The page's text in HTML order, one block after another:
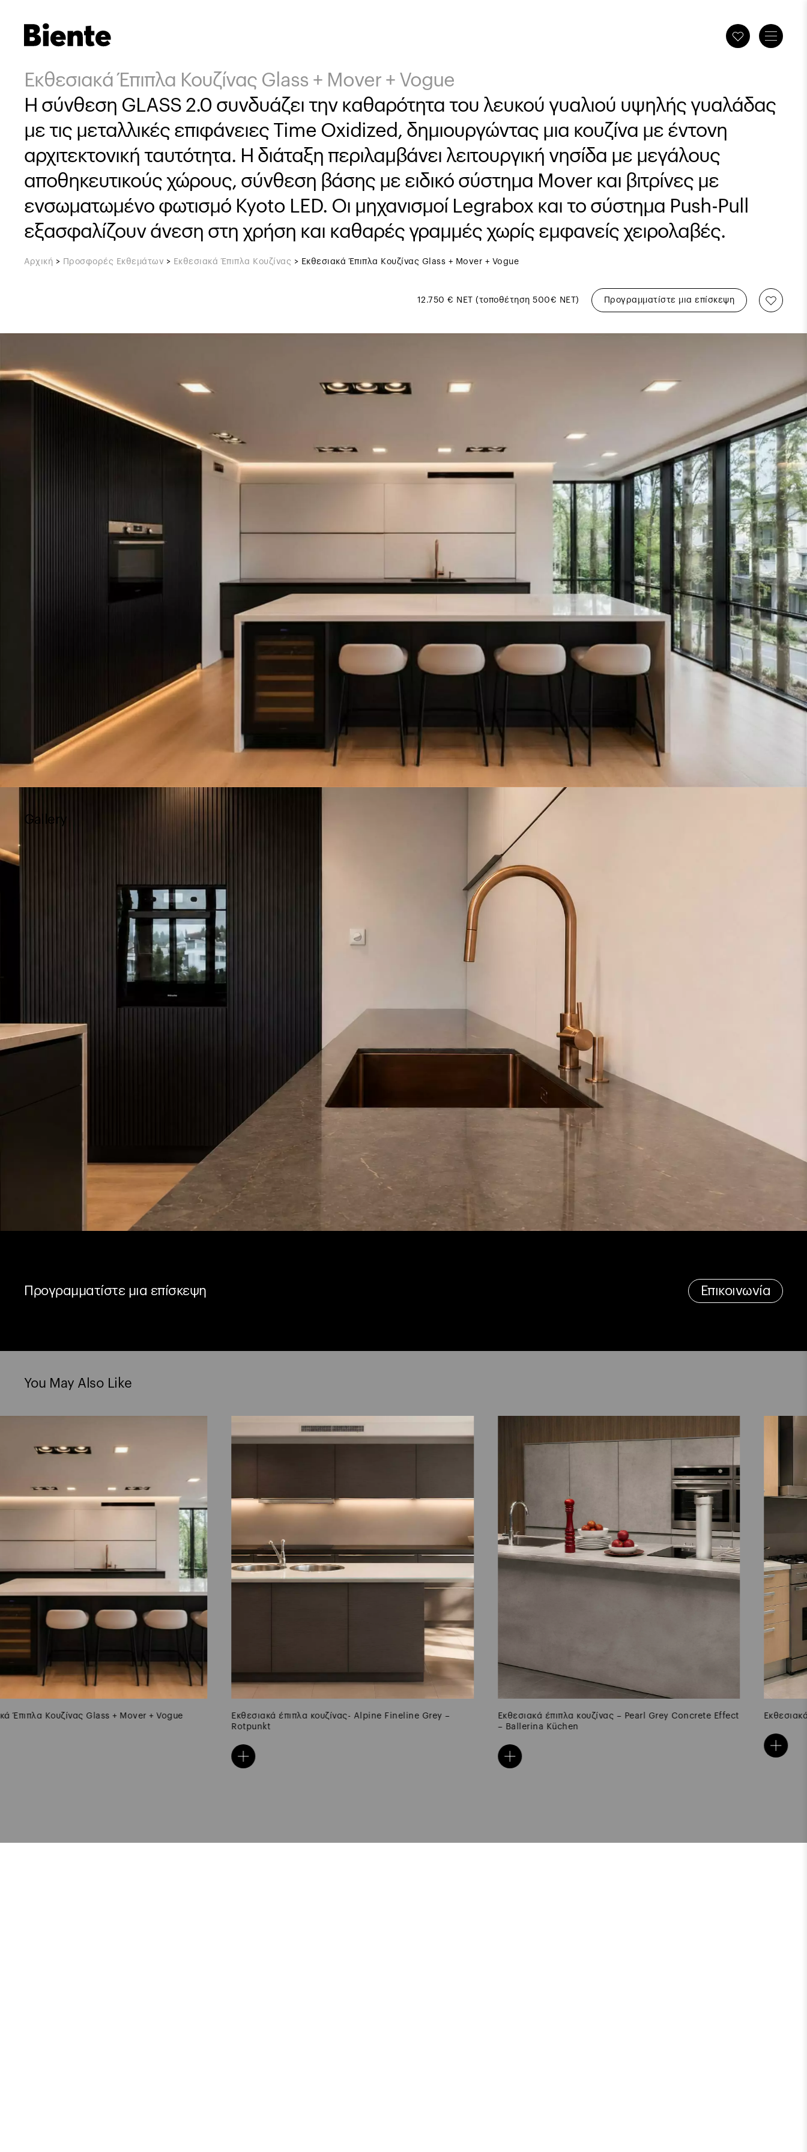
Εκθεσιακά Έπιπλα Κουζίνας Glass + Mover + Vogue
Η σύνθεση GLASS 2.0 συνδυάζει την καθαρότητα του λευκού γυαλιού υψηλής γυαλάδας
με τις μεταλλικές επιφάνειες Time Oxidized, δημιουργώντας μια κουζίνα με έντονη
αρχιτεκτονική ταυτότητα. Η διάταξη περιλαμβάνει λειτουργική νησίδα με μεγάλους
αποθηκευτικούς χώρους, σύνθεση βάσης με ειδικό σύστημα Mover και βιτρίνες με
ενσωματωμένο φωτισμό Kyoto LED. Οι μηχανισμοί Legrabox και το σύστημα Push-Pull
εξασφαλίζουν άνεση στη χρήση και καθαρές γραμμές χωρίς εμφανείς χειρολαβές.
Αρχική > Προσφορές Εκθεμάτων > Εκθεσιακά Έπιπλα Κουζίνας > Εκθεσιακά Έπιπλα Κουζίνας Glass + Mover + Vogue
12.750 € ΝΕΤ (τοποθέτηση 500€ ΝΕΤ) Προγραμματίστε μια επίσκεψη
Gallery
Προγραμματίστε μια επίσκεψη Επικοινωνία
You May Also Like
Εκθεσιακά έπιπλα κουζίνας- Alpine Fineline Grey –
Εκθεσιακά έπιπλα κουζίνας – Pearl Grey Concrete Effect
Εκθεσιακά έπιπλα κουζίνας- Maple Vanilla – Bauformat